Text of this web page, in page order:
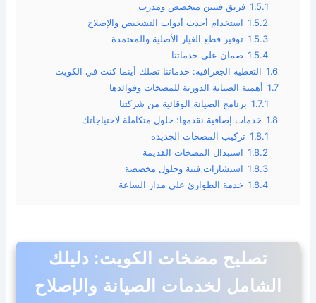
1.5.1 فريق فنيين متخصص ومدرب
1.5.2 استخدام أحدث أدوات التشخيص والإصلاح
1.5.3 توفير قطع الغيار الأصلية والمعتمدة
1.5.4 ضمان على خدماتنا
1.6 التغطية الجغرافية: خدماتنا تصلك أينما كنت في الكويت
1.7 أهمية الصيانة الدورية للمضخات وفوائدها
1.7.1 برنامج الصيانة الوقائية من شركتنا
1.8 خدمات إضافية نقدمها: حلول متكاملة لاحتياجاتك
1.8.1 تركيب المضخات الجديدة
1.8.2 استبدال المضخات القديمة
1.8.3 استشارات فنية وحلول مخصصة
1.8.4 خدمة الطوارئ على مدار الساعة
تصليح مضخات الكويت: دليلك
الشامل لخدمات الصيانة والإصلاح